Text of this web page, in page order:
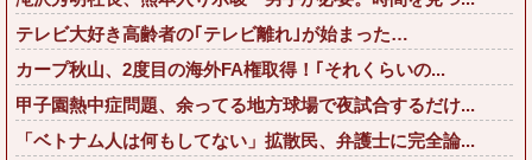
テレビ大好き高齢者の｢テレビ離れ｣が始まった…
カープ秋山、2度目の海外FA権取得！｢それくらいの...
甲子園熱中症問題、余ってる地方球場で夜試合するだけ...
「ベトナム人は何もしてない」拡散民、弁護士に完全論...